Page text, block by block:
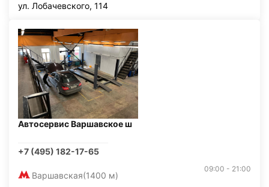
ул. Лобачевского, 114
Автосервис Варшавское ш
+7 (495) 182-17-65
Варшавская(1400 м)
09:00 - 21:00